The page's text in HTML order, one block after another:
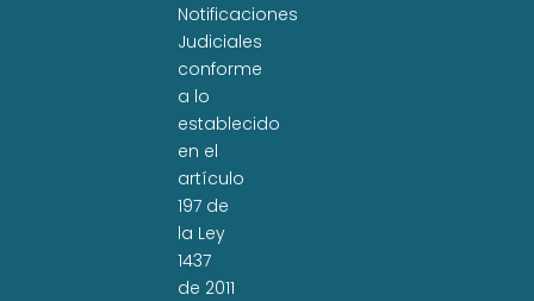
Notificaciones
Judiciales
conforme
a lo
establecido
en el
artículo
197 de
la Ley
1437
de 2011